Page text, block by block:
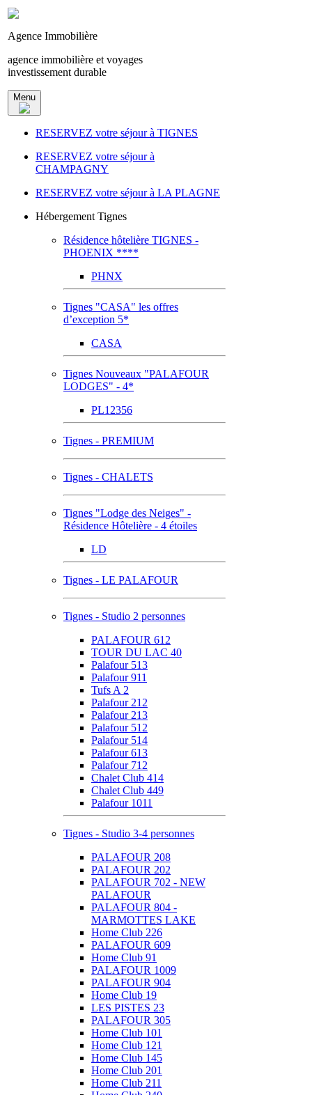
Agence Immobilière
agence immobilière et voyages
investissement durable
Menu
RESERVEZ votre séjour à TIGNES
RESERVEZ votre séjour à
CHAMPAGNY
RESERVEZ votre séjour à LA PLAGNE
Hébergement Tignes
Résidence hôtelière TIGNES -
PHOENIX ****
PHNX
Tignes "CASA" les offres
d’exception 5*
CASA
Tignes Nouveaux "PALAFOUR
LODGES" - 4*
PL12356
Tignes - PREMIUM
Tignes - CHALETS
Tignes "Lodge des Neiges" -
Résidence Hôtelière - 4 étoiles
LD
Tignes - LE PALAFOUR
Tignes - Studio 2 personnes
PALAFOUR 612
TOUR DU LAC 40
Palafour 513
Palafour 911
Tufs A 2
Palafour 212
Palafour 213
Palafour 512
Palafour 514
Palafour 613
Palafour 712
Chalet Club 414
Chalet Club 449
Palafour 1011
Tignes - Studio 3-4 personnes
PALAFOUR 208
PALAFOUR 202
PALAFOUR 702 - NEW
PALAFOUR
PALAFOUR 804 -
MARMOTTES LAKE
Home Club 226
PALAFOUR 609
Home Club 91
PALAFOUR 1009
PALAFOUR 904
Home Club 19
LES PISTES 23
PALAFOUR 305
Home Club 101
Home Club 121
Home Club 145
Home Club 201
Home Club 211